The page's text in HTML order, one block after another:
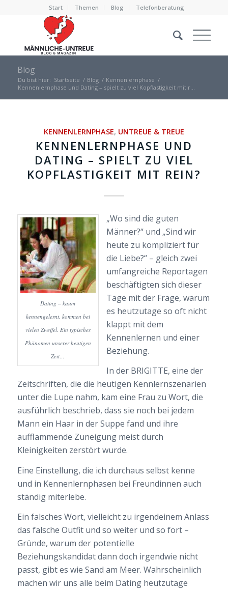
Start Themen Blog Telefonberatung
Blog
Du bist hier: Startseite / Blog / Kennenlernphase /
Kennenlernphase und Dating – spielt zu viel Kopflastigkeit mit r...
KENNENLERNPHASE, UNTREUE & TREUE
KENNENLERNPHASE UND
DATING – SPIELT ZU VIEL
KOPFLASTIGKEIT MIT REIN?
Dating – kaum
kennengelernt, kommen bei
vielen Zweifel. Ein typisches
Phänomen unserer heutigen
Zeit…
„Wo sind die guten
Männer?“ und „Sind wir
heute zu kompliziert für
die Liebe?“ – gleich zwei
umfangreiche Reportagen
beschäftigten sich dieser
Tage mit der Frage, warum
es heutzutage so oft nicht
klappt mit dem
Kennenlernen und einer
Beziehung.
In der BRIGITTE, eine der
Zeitschriften, die die heutigen Kennlernszenarien
unter die Lupe nahm, kam eine Frau zu Wort, die
ausführlich beschrieb, dass sie noch bei jedem
Mann ein Haar in der Suppe fand und ihre
aufflammende Zuneigung meist durch
Kleinigkeiten zerstört wurde.
Eine Einstellung, die ich durchaus selbst kenne
und in Kennenlernphasen bei Freundinnen auch
ständig miterlebe.
Ein falsches Wort, vielleicht zu irgendeinem Anlass
das falsche Outfit und so weiter und so fort –
Gründe, warum der potentielle
Beziehungskandidat dann doch irgendwie nicht
passt, gibt es wie Sand am Meer. Wahrscheinlich
machen wir uns alle beim Dating heutzutage